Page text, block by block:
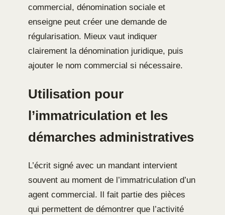
commercial, dénomination sociale et
enseigne peut créer une demande de
régularisation. Mieux vaut indiquer
clairement la dénomination juridique, puis
ajouter le nom commercial si nécessaire.
Utilisation pour
l’immatriculation et les
démarches administratives
L’écrit signé avec un mandant intervient
souvent au moment de l’immatriculation d’un
agent commercial. Il fait partie des pièces
qui permettent de démontrer que l’activité